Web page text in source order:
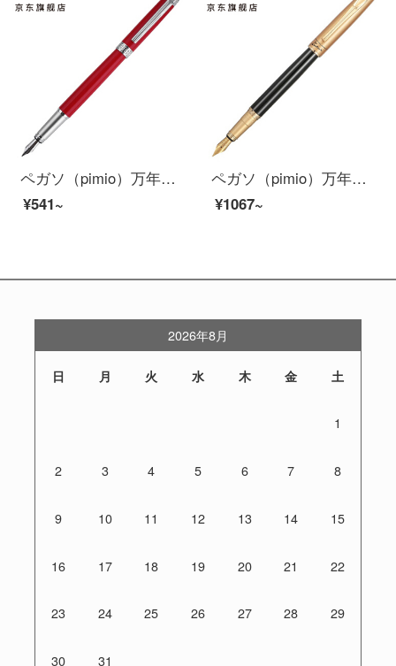
ペガソ（pimio）万年筆サインペン男性女性ビジネスオフィス大人用インクペン0.5 mmM 09明るい赤色
¥541~
ペガソ（pimio）万年筆サインペン男性女性ビジネスプレゼント成人学生用0.5 mmインクペンアテネ皇朝シリーズ906霧金
¥1067~
2026年8月
日 月 火 水 木 金 土
1
2 3 4 5 6 7 8
9 10 11 12 13 14 15
16 17 18 19 20 21 22
23 24 25 26 27 28 29
30 31